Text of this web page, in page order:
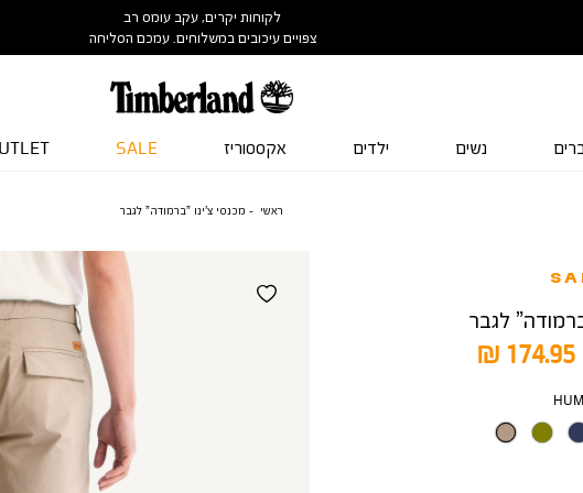
לקוחות יקרים, עקב עומס רב
צפויים עיכובים במשלוחים. עמכם הסליחה
נשים ילדים אקססוריז SALE
ראשי מכנסי צ’ינו ”ברמודה” לגבר
לגבר
מחיר
מוצר
174.95 ₪